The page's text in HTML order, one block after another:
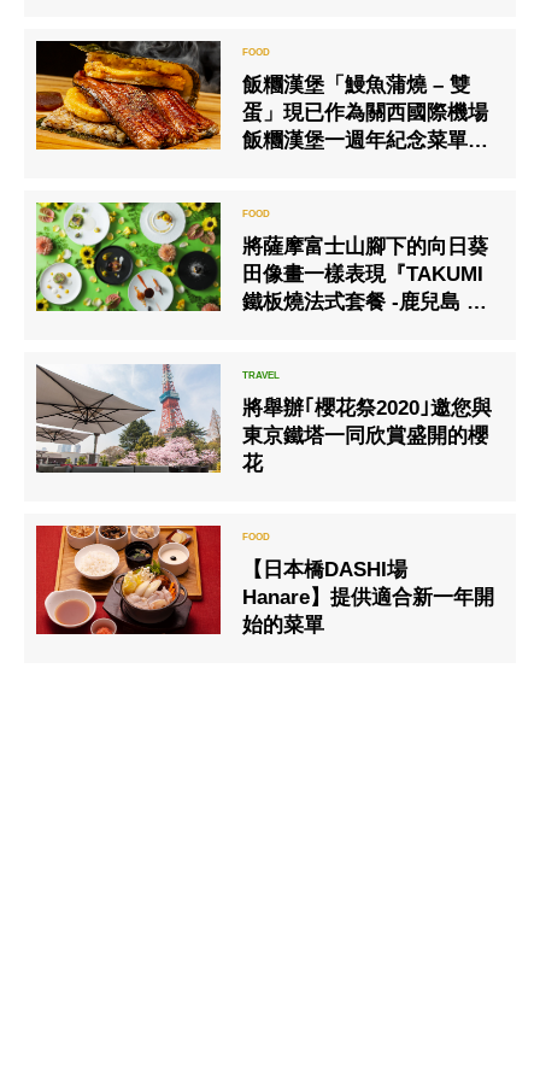
飯糰漢堡「鰻魚蒲燒 – 雙
蛋」現已作為關西國際機場
飯糰漢堡一週年紀念菜單推
將薩摩富士山腳下的向日葵
田像畫一樣表現『TAKUMI
鐵板燒法式套餐 -鹿兒島 x
將舉辦｢櫻花祭2020｣邀您與
東京鐵塔一同欣賞盛開的櫻
花
【日本橋DASHI場
Hanare】提供適合新一年開
始的菜單